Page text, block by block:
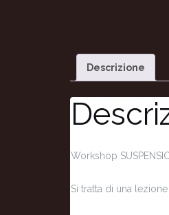
Descrizione
Workshop
Si tratta di una